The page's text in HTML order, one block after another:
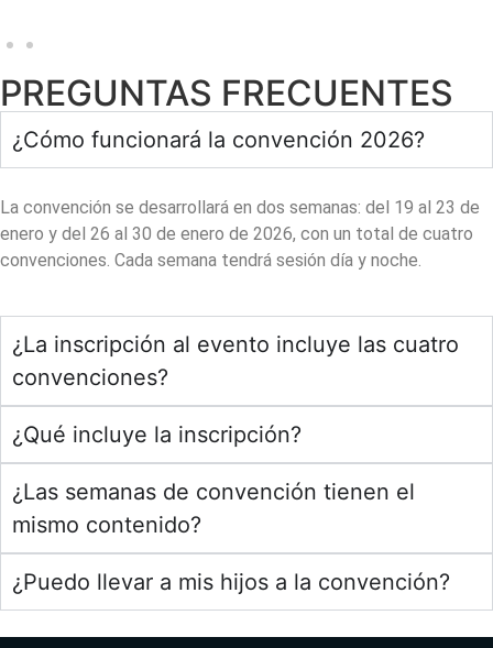
PREGUNTAS FRECUENTES
¿Cómo funcionará la convención 2026?
La convención se desarrollará en dos semanas: del 19 al 23 de
enero y del 26 al 30 de enero de 2026, con un total de cuatro
convenciones. Cada semana tendrá sesión día y noche.
¿La inscripción al evento incluye las cuatro
convenciones?
¿Qué incluye la inscripción?
¿Las semanas de convención tienen el
mismo contenido?
¿Puedo llevar a mis hijos a la convención?